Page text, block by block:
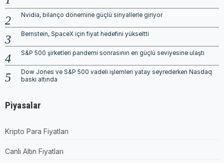
Nvidia, bilanço dönemine güçlü sinyallerle giriyor
Bernstein, SpaceX için fiyat hedefini yükseltti
S&P 500 şirketleri pandemi sonrasının en güçlü seviyesine ulaştı
Dow Jones ve S&P 500 vadeli işlemleri yatay seyrederken Nasdaq
baskı altında
Piyasalar
Kripto Para Fiyatları
Canlı Altın Fiyatları